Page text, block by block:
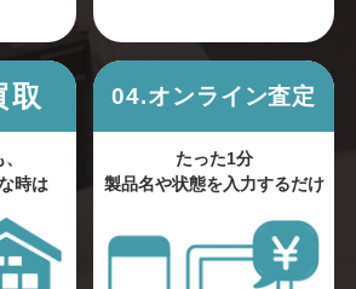
取
時は
04.オンライン査定
たった1分
製品名や状態を入力するだけ